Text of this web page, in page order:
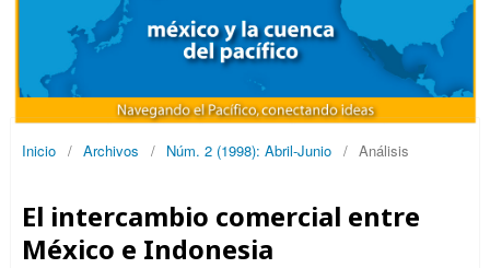
Inicio / Archivos / Núm. 2 (1998): Abril-Junio / Análisis
El intercambio comercial entre
México e Indonesia